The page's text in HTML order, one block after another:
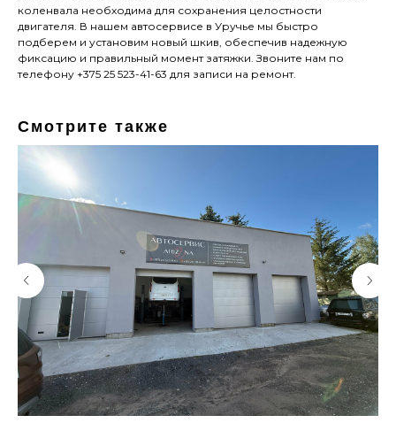
коленвала необходима для сохранения целостности
двигателя. В нашем автосервисе в Уручье мы быстро
подберем и установим новый шкив, обеспечив надежную
фиксацию и правильный момент затяжки. Звоните нам по
телефону +375 25 523-41-63 для записи на ремонт.
Смотрите также